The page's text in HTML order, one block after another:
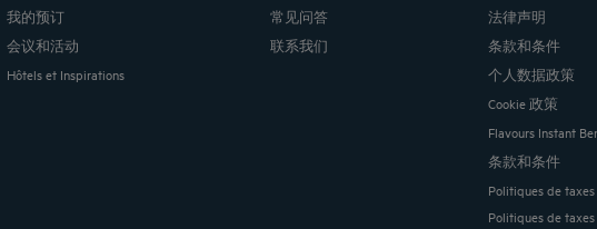
我的预订
会议和活动
Hôtels et Inspirations
常见问答
联系我们
法律声明
条款和条件
个人数据政策
Cookie 政策
Flavours Instant
条款和条件
Politiques de
Politiques de